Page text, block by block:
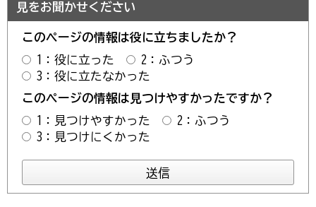
見をお聞かせください
このページの情報は役に立ちましたか？
1：役に立った
2：ふつう
3：役に立たなかった
このページの情報は見つけやすかったですか？
1：見つけやすかった
2：ふつう
3：見つけにくかった